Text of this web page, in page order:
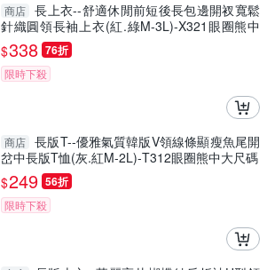
商店 長上衣--舒適休閒前短後長包邊開衩寬鬆
針織圓領長袖上衣(紅.綠M-3L)-X321眼圈熊中
大尺碼
$338 76折
限時下殺
商店 長版T--優雅氣質韓版V領線條顯瘦魚尾開
岔中長版T恤(灰.紅M-2L)-T312眼圈熊中大尺碼
$249 56折
限時下殺